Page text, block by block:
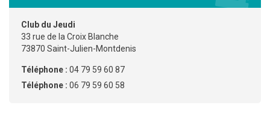
Club du Jeudi
33 rue de la Croix Blanche
73870 Saint-Julien-Montdenis
Téléphone : 04 79 59 60 87
Téléphone : 06 79 59 60 58